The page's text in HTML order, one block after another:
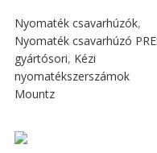
Nyomaték csavarhúzók,
Nyomaték csavarhúzó
gyártósori, Kézi
nyomatékszerszámok
Mountz